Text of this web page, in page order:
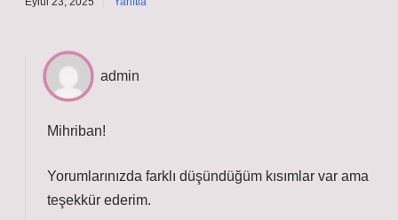
admin
Mihriban!
Yorumlarınızda farklı düşündüğüm kısımlar var ama
teşekkür ederim.